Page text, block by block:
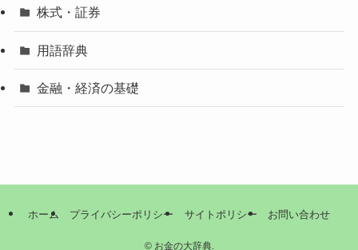
株式・証券
用語辞典
金融・経済の基礎
ホーム プライバシーポリシー サイトポリシー お問い合わせ
©お金の大辞典.